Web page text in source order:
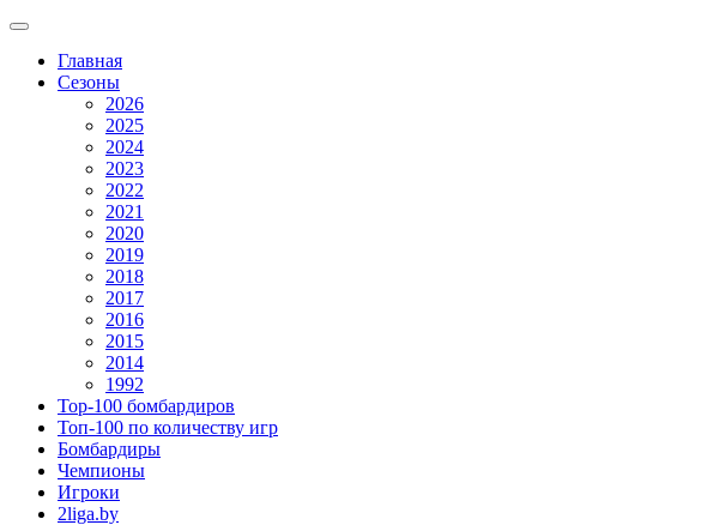
Главная
Сезоны
2026
2025
2024
2023
2022
2021
2020
2019
2018
2017
2016
2015
2014
1992
Top-100 бомбардиров
Топ-100 по количеству игр
Бомбардиры
Чемпионы
Игроки
2liga.by